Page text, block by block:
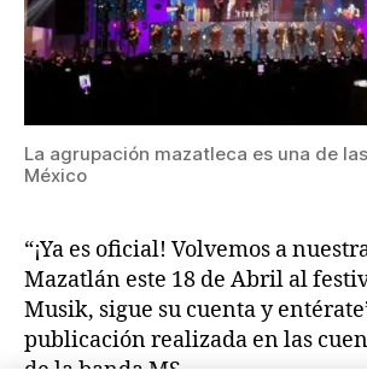
La agrupación mazatleca es una de
México
“¡Ya es oficial! Volvemos a
Mazatlán este 18 de Abril al
Musik, sigue su cuenta y
publicación realizada en las
de la banda MS.